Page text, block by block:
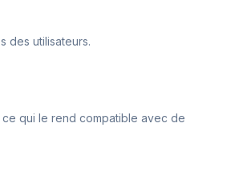
des utilisateurs.
ce qui le rend compatible avec de